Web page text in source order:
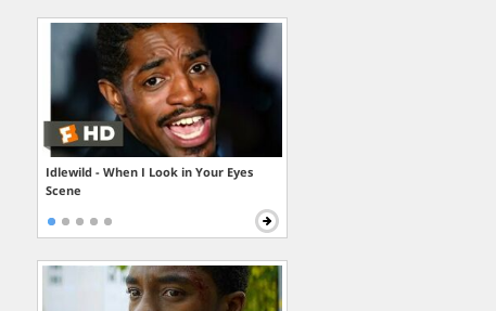
Idlewild - When I Look in Your Eyes
Scene